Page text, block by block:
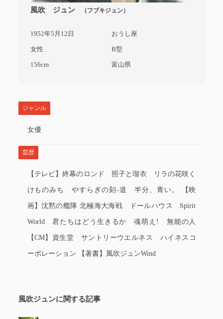
風吹 ジュン （フブキジュン）
1952年5月12日 おうし座
女性 B型
156cm 富山県
ジャンル
女優
芸歴
【テレビ】終幕のロンド 照子と瑠衣 リラの花咲く
けものみち やすらぎの刻-道 半分、青い。 【映
画】沈黙の艦隊 北極海大海戦 ドールハウス Spirit
World 君たちはどう生きるか 魂萌え! 無能の人
【CM】資生堂 サントリーウエルネス ハイネスコ
ーポレーション 【著書】風吹ジュンWind
風吹ジュンに関する記事